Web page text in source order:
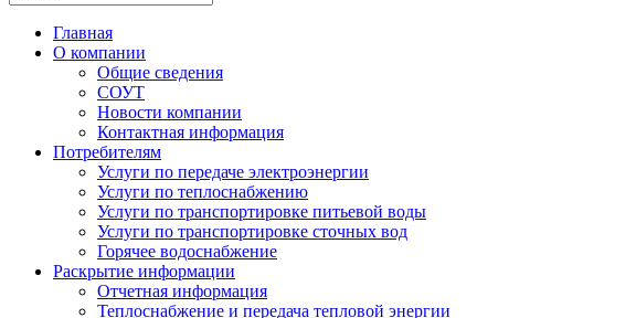
Главная
О компании
Общие сведения
СОУТ
Новости компании
Контактная информация
Потребителям
Услуги по передаче электроэнергии
Услуги по теплоснабжению
Услуги по транспортировке питьевой воды
Услуги по транспортировке сточных вод
Горячее водоснабжение
Раскрытие информации
Отчетная информация
Теплоснабжение и передача тепловой энергии